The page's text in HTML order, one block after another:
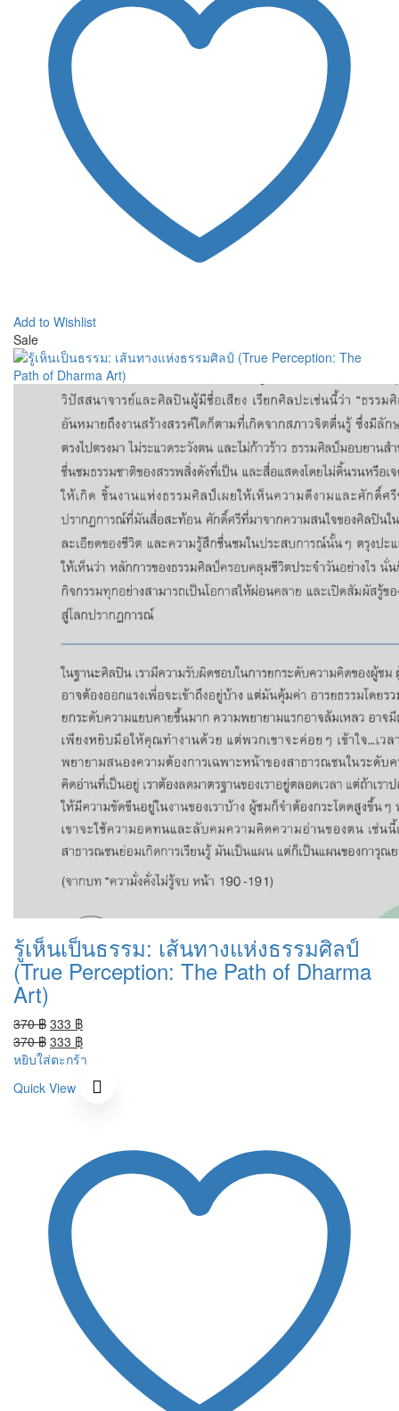
Add to Wishlist
Sale
รู้เห็นเป็นธรรม: เส้นทางแห่งธรรมศิลป์
(True Perception: The Path of Dharma
Art)
370฿ Original
price
was:
333 ฿Current
price
is:
370฿ Original
price
370 ฿.
333 ฿Current
price
333 ฿.
หยิบใส่ตะกร้า
Quick View